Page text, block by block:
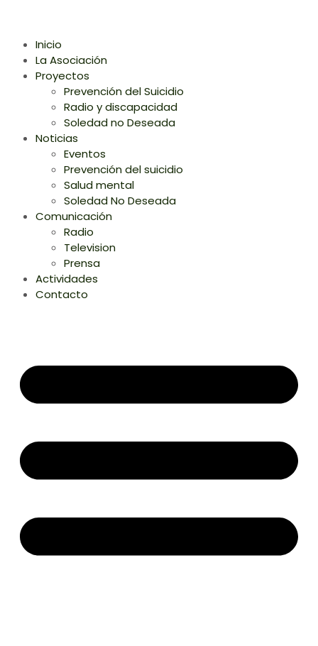
Inicio
La Asociación
Proyectos
Prevención del Suicidio
Radio y discapacidad
Soledad no Deseada
Noticias
Eventos
Prevención del suicidio
Salud mental
Soledad No Deseada
Comunicación
Radio
Television
Prensa
Actividades
Contacto